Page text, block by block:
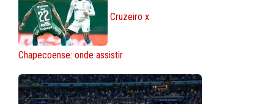
Cruzeiro x
Chapecoense: onde assistir